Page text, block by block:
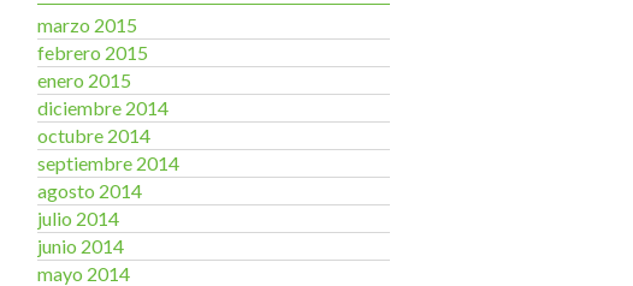
marzo 2015
febrero 2015
enero 2015
diciembre 2014
octubre 2014
septiembre 2014
agosto 2014
julio 2014
junio 2014
mayo 2014